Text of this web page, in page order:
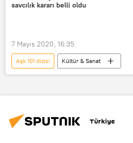
LGBTİ
eşcinsel
savcılık kararı belli oldu
7 Mayıs 2020, 16:35
Aşk 101 dizisi
Kültür & Sanat
YAŞAM
Haberler
Netflix
Şikayet
EşcinsellikTürkiye